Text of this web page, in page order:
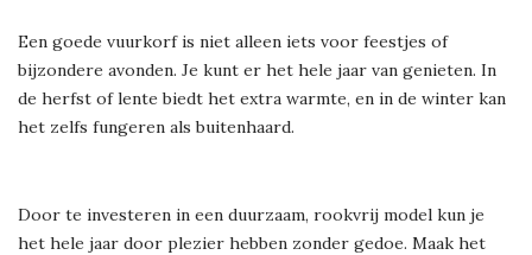
Een goede vuurkorf is niet alleen iets voor feestjes of
bijzondere avonden. Je kunt er het hele jaar van genieten. In
de herfst of lente biedt het extra warmte, en in de winter kan
het zelfs fungeren als buitenhaard.
Door te investeren in een duurzaam, rookvrij model kun je
het hele jaar door plezier hebben zonder gedoe. Maak het